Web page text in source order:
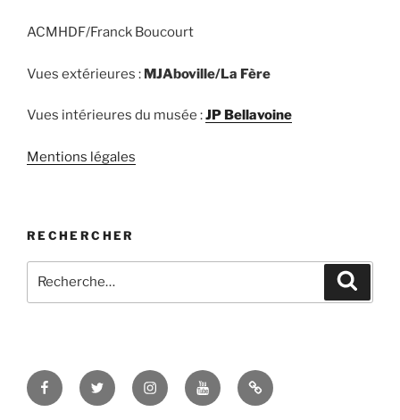
ACMHDF/Franck Boucourt
Vues extérieures : MJAboville/La Fère
Vues intérieures du musée :JP Bellavoine
Mentions légales
RECHERCHER
pour
FacebookTwitter InstagramYoutubeTikTok